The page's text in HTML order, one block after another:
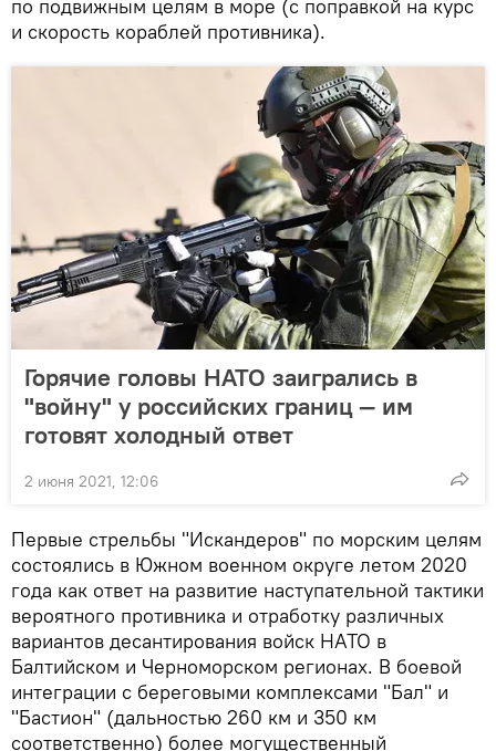
по подвижным целям в море (с поправкой на курс
и скорость кораблей противника).
Горячие головы НАТО заигрались в
"войну" у российских границ — им
готовят холодный ответ
2 июня 2021, 12:06
Первые стрельбы "Искандеров" по морским целям
состоялись в Южном военном округе летом 2020
года как ответ на развитие наступательной тактики
вероятного противника и отработку различных
вариантов десантирования войск НАТО в
Балтийском и Черноморском регионах. В боевой
интеграции с береговыми комплексами "Бал" и
"Бастион" (дальностью 260 км и 350 км
соответственно) более могущественный